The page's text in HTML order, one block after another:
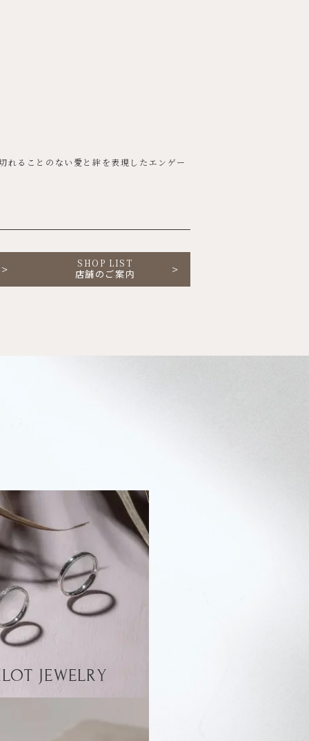
れることのない愛と絆を表現したエンゲー
SHOP LIST
店舗のご案内
JEWELRY